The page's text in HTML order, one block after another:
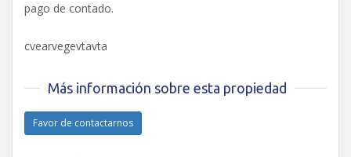
pago de contado.
cvearvegevtavta
Más información sobre esta propiedad
Favor de contactarnos